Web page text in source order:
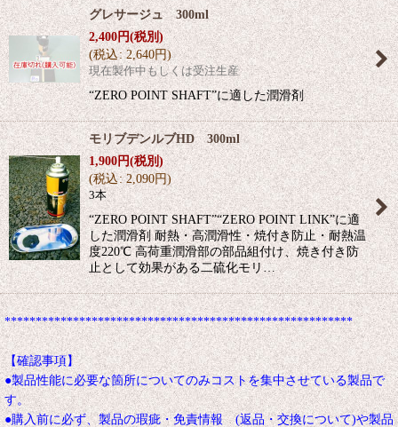
グレサージュ 300ml
2,400円(税別)
(税込: 2,640円)
現在製作中もしくは受注生産
“ZERO POINT SHAFT”に適した潤滑剤
モリブデンルブHD 300ml
1,900円(税別)
(税込: 2,090円)
3本
“ZERO POINT SHAFT”“ZERO POINT LINK”に適
した潤滑剤 耐熱・高潤滑性・焼付き防止・耐熱温
度220℃ 高荷重潤滑部の部品組付け、焼き付き防
止として効果がある二硫化モリ…
********************************************************
【確認事項】
●製品性能に必要な箇所についてのみコストを集中させている製品で
す。
●購入前に必ず、製品の瑕疵・免責情報 (返品・交換について)や製品